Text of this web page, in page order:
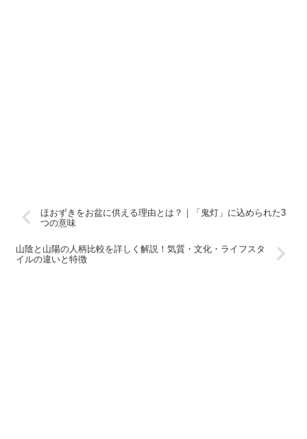
ほおずきをお盆に供える理由とは？｜「鬼灯」に込められた3
つの意味
山陰と山陽の人柄比較を詳しく解説！気質・文化・ライフスタ
イルの違いと特徴